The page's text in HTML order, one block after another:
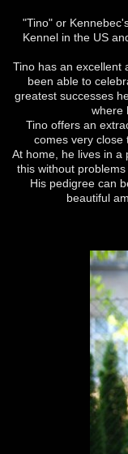
"Tino" or
Kennel in the US
Tino has an excellent
been able to
greatest successes
where
Tino offers an
comes very close
At home, he lives in a
this without
His pedigree can
beautiful